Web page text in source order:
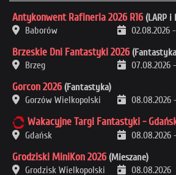
Antykonwent Rafineria 2026 R16 (LARP i
Baborów
02.08.2026 -
Brzeskie Dni Fantastyki 2026
Brzeg
07.08.2026 -
Gorcon 2026 (Fantastyka)
Gorzów Wielkopolski
08.08.2026
Wakacyjne Targi Fantastyki -
Gdańsk
08.08.2026
Grodziski MiniKon 2026 (Mieszane)
Grodzisk Wielkopolski
08.08.2026